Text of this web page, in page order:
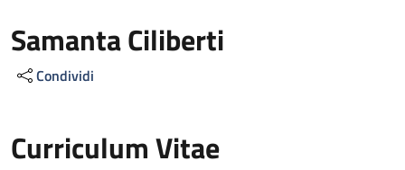
Samanta Ciliberti
Condividi
Curriculum Vitae